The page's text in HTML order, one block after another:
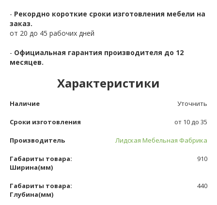
- Рекордно короткие сроки изготовления мебели на
заказ.
от 20 до 45 рабочих дней
- Официальная гарантия производителя до 12
месяцев.
Характеристики
Наличие Уточнить
Сроки изготовления от 10 до 35
Производитель Лидская Мебельная Фабрика
Габариты товара:
Ширина(мм)
910
Габариты товара:
Глубина(мм)
440